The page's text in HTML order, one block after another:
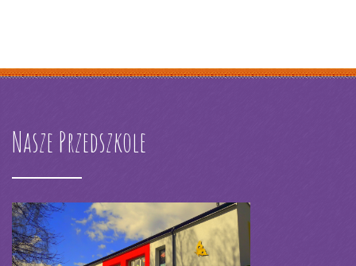
Nasze Przedszkole